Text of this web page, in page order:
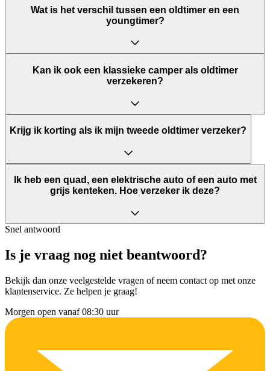
Wat is het verschil tussen een oldtimer en een
youngtimer?
Kan ik ook een klassieke camper als oldtimer
verzekeren?
Krijg ik korting als ik mijn tweede oldtimer verzeker?
Ik heb een quad, een elektrische auto of een auto met
grijs kenteken. Hoe verzeker ik deze?
Snel antwoord
Is je vraag nog niet beantwoord?
Bekijk dan onze veelgestelde vragen of neem contact op met onze
klantenservice. Ze helpen je graag!
Morgen open vanaf 08:30 uur